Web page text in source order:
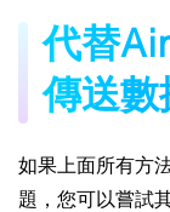
代替
傳送數
如果上面所有方
題，您可以嘗試